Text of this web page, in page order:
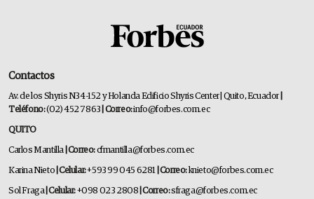
Contactos
Av. de los Shyris N34-152 y Holanda Edificio Shyris Center | Quito, Ecuador
Teléfono:(02) 452 7863 | Correo:info@forbes.com.ec
QUITO
Carlos Mantilla | Correo:cfmantilla@forbes.com.ec
Karina Nieto | Celular:+593 99 045 6281 | Correo:knieto@forbes.com.ec
Sol Fraga| Celular:+098 023 2808 | Correo:sfraga@forbes.com.ec